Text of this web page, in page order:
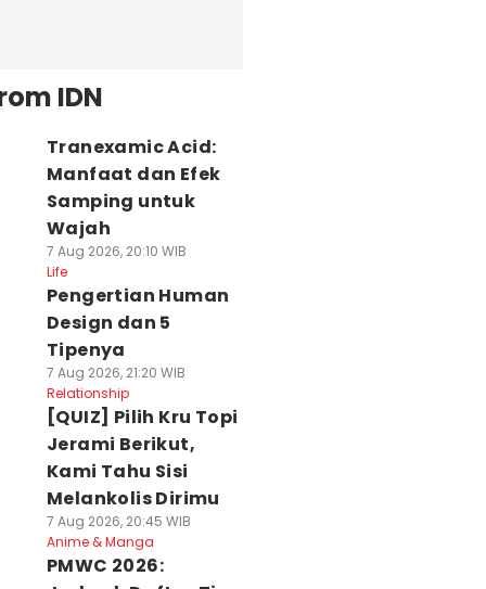
IDN
Tranexamic Acid:
Manfaat dan Efek
Samping untuk
Wajah
7 Aug 2026, 20:10 WIB
Life
Pengertian Human
Design dan 5
Tipenya
7 Aug 2026, 21:20 WIB
Relationship
[QUIZ] Pilih Kru Topi
Jerami Berikut,
Kami Tahu Sisi
Melankolis Dirimu
7 Aug 2026, 20:45 WIB
Anime & Manga
PMWC 2026: